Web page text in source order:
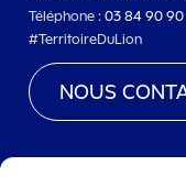
Téléphone :03 84 90
#TerritoireDuLion
NOUS